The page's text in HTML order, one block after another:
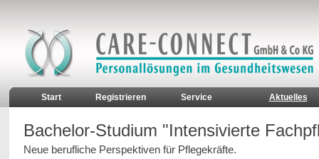
Start Registrieren Service Aktuelles
Bachelor-Studium "Intensivierte
Neue berufliche Perspektiven für Pflegekräfte.